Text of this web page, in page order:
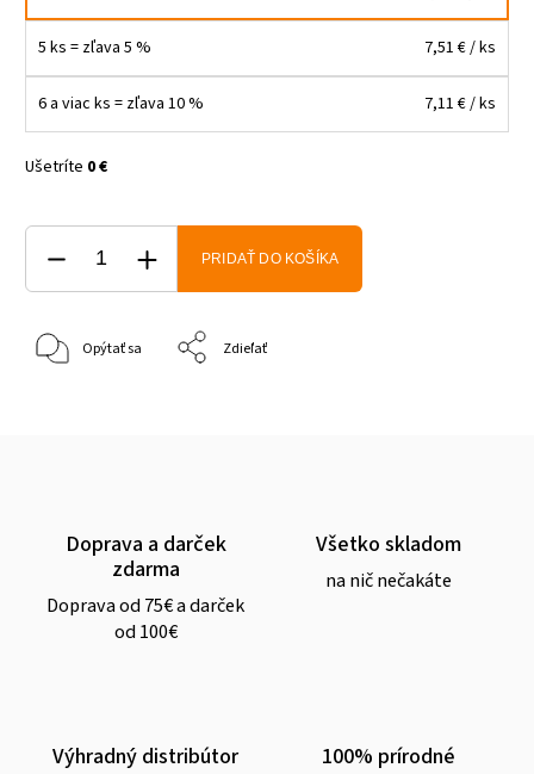
5 ks = zľava 5 % 7,51 €/ ks
6 a viac ks = zľava 10 % 7,11 €/ ks
Ušetríte 0 €
PRIDAŤ DO KOŠÍKA
Opýtať sa Zdieľať
Doprava a darček
zdarma
Doprava od 75€ a darček
od 100€
Všetko skladom
na nič nečakáte
Výhradný distribútor 100% prírodné